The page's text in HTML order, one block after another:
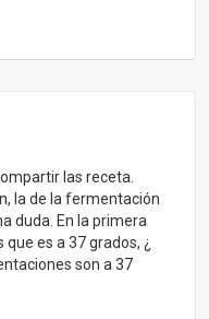
las receta.
la de la fermentación
duda. En la primera
es a 37 grados, ¿
son a 37